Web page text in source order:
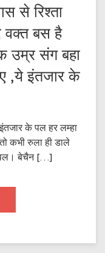
से रिश्ता
वक्त बस है
उम्र संग बहा
,ये इंतजार के
के पल हर लम्हा
कभी रुला ही डाले
पल। बेचैन […]